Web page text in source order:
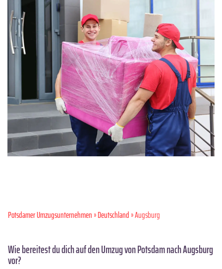
Potsdamer Umzugsunternehmen»Deutschland» Augsburg
Wie bereitest du dich auf den Umzug von Potsdam nach Augsburg
vor?